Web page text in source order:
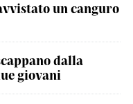
un canguro
dalla
giovani